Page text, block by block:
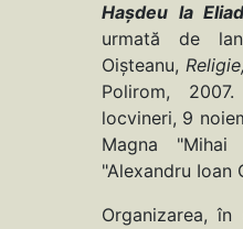
Haşdeu la
urmată de
Oişteanu,
Polirom,
locvineri, 9
Magna "Mihai
"Alexandru Ioan
Organizarea,